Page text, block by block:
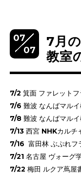
07
07
7月
教室
7/2 箕面 ファレット
7/6 難波 なんばマルイ
7/8 難波 なんばマルイ
7/13 西宮 NHKカルチ
7/16 富田林 ぶぷれフ
7/21 名古屋 ヴォーグ
7/22 梅田 ルクア蔦屋